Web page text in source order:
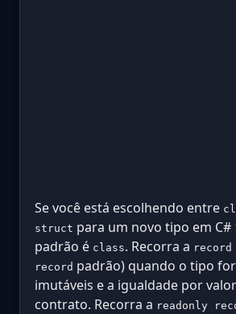
Se você está escolhendo entre
struct para um novo tipo em C#
padrão é class. Recorra a
record padrão) quando o tipo
imutáveis e a igualdade por
contrato. Recorra a readonly